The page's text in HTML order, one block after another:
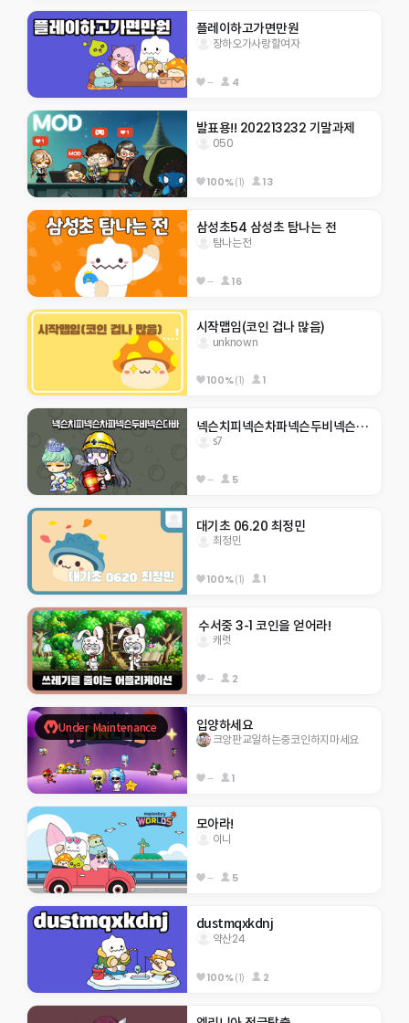
플레이하고가면만원
장하오가사랑할여자
-- 4
발표용!! 202213232 기말과제
050
100%(1) 13
삼성초54 삼성초 탐나는 전
탐나는전
-- 16
시작맵임(코인 겁나 많음)
unknown
100%(1) 1
넥슨치피넥슨차파넥슨두비넥슨다바
s7
-- 5
대기초 06.20 최정민
최정민
100%(1) 1
수서중 3-1 코인을 얻어라!
캐럿
-- 2
Under Maintenance 입양하세요
크앙판교일하는중코인하지마세요
-- 1
모아라!
이니
-- 5
dustmqxkdnj
약산24
100%(1) 2